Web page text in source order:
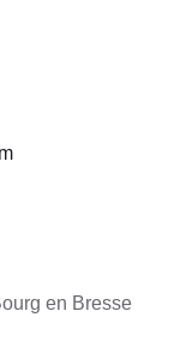
en Bresse